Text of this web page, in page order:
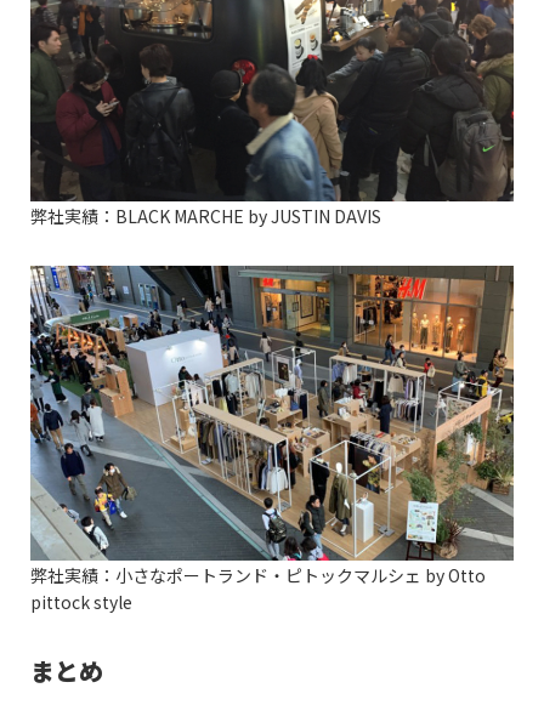
弊社実績：BLACK MARCHE by JUSTIN DAVIS
弊社実績：小さなポートランド・ピトックマルシェ by Otto
pittock style
まとめ